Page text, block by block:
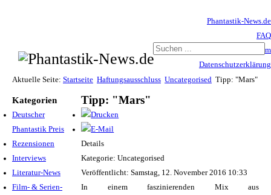
Phantastik-News.de
FAQ
Impressum
Datenschutzerklärung
Haftungsausschluss
Aktuelle Seite: Startseite Haftungsausschluss Uncategorised Tipp: "Mars"
Kategorien
Deutscher
Phantastik Preis
Rezensionen
Interviews
Literatur-News
Film- & Serien-
Tipp: "Mars"
Details
Kategorie: Uncategorised
Veröffentlicht: Samstag, 12. November 2016 10:33
In einem faszinierenden Mix aus